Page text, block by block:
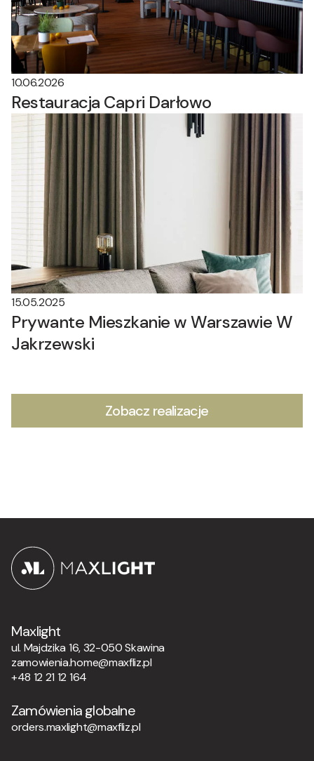
10.06.2026
Restauracja Capri Darłowo
15.05.2025
Prywante Mieszkanie w Warszawie W
Jakrzewski
Zobacz realizacje
Maxlight
ul. Majdzika 16, 32-050 Skawina
zamowienia.home@maxfliz.pl
+48 12 21 12 164
Zamówienia globalne
orders.maxlight@maxfliz.pl